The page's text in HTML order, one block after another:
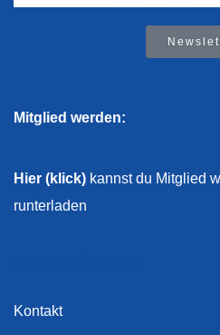
Mitglied werden:
Hier (klick) kannst du Mitglied
runterladen
Kontakt